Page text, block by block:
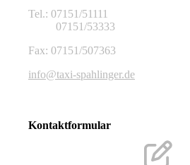
Tel.: 07151/51111
07151/53333
Fax: 07151/507363
info@taxi-spahlinger.de
Kontaktformular